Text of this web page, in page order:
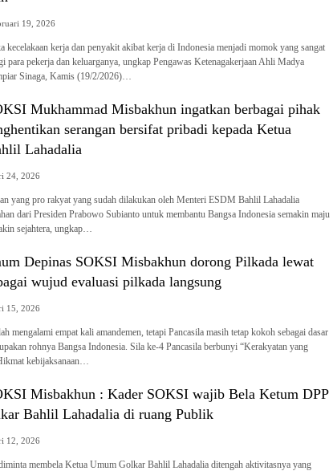
19, 2026
kecelakaan kerja dan penyakit akibat kerja di Indonesia menjadi momok yang sangat
para pekerja dan keluarganya, ungkap Pengawas Ketenagakerjaan Ahli Madya
Sinaga, Kamis (19/2/2026)…
Mukhammad Misbakhun ingatkan berbagai pihak
serangan bersifat pribadi kepada Ketua
Lahadalia
24, 2026
yang pro rakyat yang sudah dilakukan oleh Menteri ESDM Bahlil Lahadalia
dari Presiden Prabowo Subianto untuk membantu Bangsa Indonesia semakin maju
sejahtera, ungkap…
Depinas SOKSI Misbakhun dorong Pilkada lewat
wujud evaluasi pilkada langsung
15, 2026
mengalami empat kali amandemen, tetapi Pancasila masih tetap kokoh sebagai dasar
rohnya Bangsa Indonesia. Sila ke-4 Pancasila berbunyi “Kerakyatan yang
kebijaksanaan…
Misbakhun : Kader SOKSI wajib Bela Ketum DPP
Bahlil Lahadalia di ruang Publik
12, 2026
membela Ketua Umum Golkar Bahlil Lahadalia ditengah aktivitasnya yang